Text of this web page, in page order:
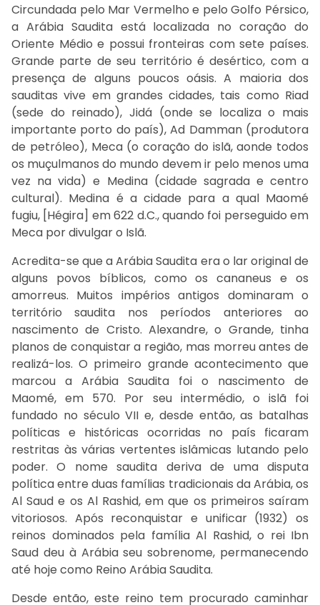
Circundada pelo Mar Vermelho e pelo Golfo Pérsico,
a Arábia Saudita está localizada no coração do
Oriente Médio e possui fronteiras com sete países.
Grande parte de seu território é desértico, com a
presença de alguns poucos oásis. A maioria dos
sauditas vive em grandes cidades, tais como Riad
(sede do reinado), Jidá (onde se localiza o mais
importante porto do país), Ad Damman (produtora
de petróleo), Meca (o coração do islã, aonde todos
os muçulmanos do mundo devem ir pelo menos uma
vez na vida) e Medina (cidade sagrada e centro
cultural). Medina é a cidade para a qual Maomé
fugiu, [Hégira] em 622 d.C., quando foi perseguido em
Meca por divulgar o Islã.
Acredita-se que a Arábia Saudita era o lar original de
alguns povos bíblicos, como os cananeus e os
amorreus. Muitos impérios antigos dominaram o
território saudita nos períodos anteriores ao
nascimento de Cristo. Alexandre, o Grande, tinha
planos de conquistar a região, mas morreu antes de
realizá-los. O primeiro grande acontecimento que
marcou a Arábia Saudita foi o nascimento de
Maomé, em 570. Por seu intermédio, o islã foi
fundado no século VII e, desde então, as batalhas
políticas e históricas ocorridas no país ficaram
restritas às várias vertentes islâmicas lutando pelo
poder. O nome saudita deriva de uma disputa
política entre duas famílias tradicionais da Arábia, os
Al Saud e os Al Rashid, em que os primeiros saíram
vitoriosos. Após reconquistar e unificar (1932) os
reinos dominados pela família Al Rashid, o rei Ibn
Saud deu à Arábia seu sobrenome, permanecendo
até hoje como Reino Arábia Saudita.
Desde então, este reino tem procurado caminhar